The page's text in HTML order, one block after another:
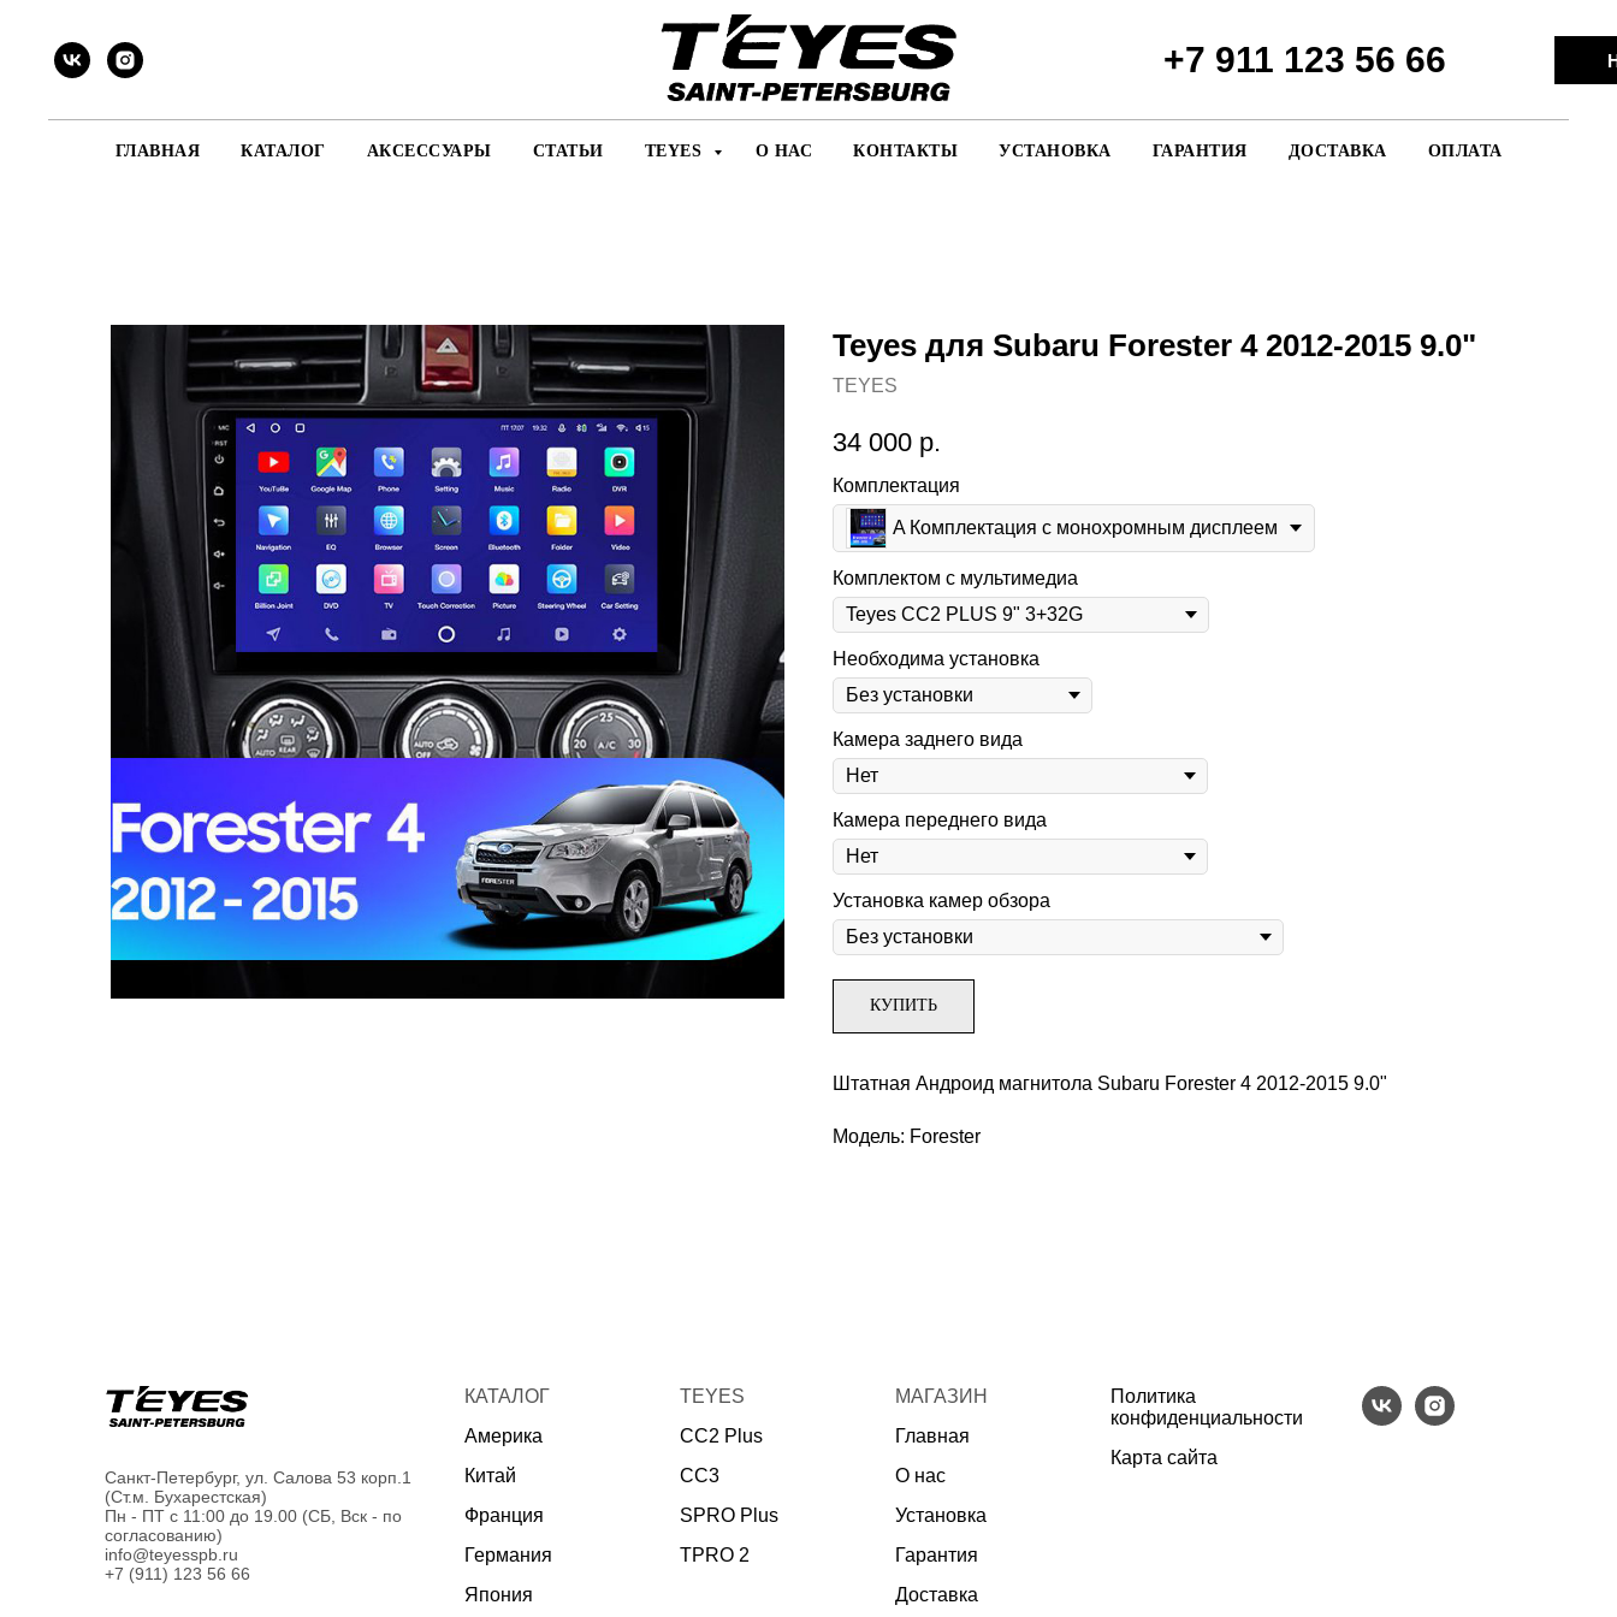
+7 911 123 56 66
ГЛАВНАЯ КАТАЛОГ АКСЕССУАРЫ СТАТЬИ TEYES О НАС КОНТАКТЫ УСТАНОВКА ГАРАНТИЯ ДОСТАВКА ОПЛАТА
Teyes для Subaru Forester 4 2012-2015 9.0"
TEYES
34 000 р.
Комплектация
A Комплектация c монохромным дисплеем
Комплектом с мультимедиа
Необходима установка
Камера заднего вида
Камера переднего вида
Установка камер обзора
КУПИТЬ
Штатная Андроид магнитола Subaru Forester 4 2012-2015 9.0"
Модель: Forester
Санкт-Петербург, ул. Салова 53 корп.1
(Ст.м. Бухарестская)
Пн - ПТ с 11:00 до 19.00 (СБ, Вск - по
согласованию)
info@teyesspb.ru
+7 (911) 123 56 66
КАТАЛОГ
Америка
Китай
Франция
Германия
Япония
TEYES
CC2 Plus
CC3
SPRO Plus
TPRO 2
МАГАЗИН
Главная
О нас
Установка
Гарантия
Доставка
Политика
конфиденциальности
Карта сайта